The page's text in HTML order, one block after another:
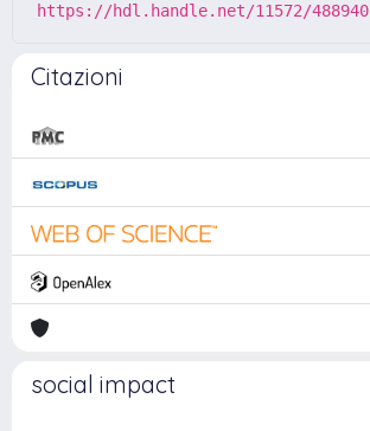
https://hdl.handle.net/11572/488940
Citazioni
social impact